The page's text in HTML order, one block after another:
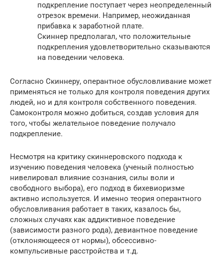
подкрепление поступает через неопределенный
отрезок времени. Например, неожиданная
прибавка к заработной плате.
Скиннер предполагал, что положительные
подкрепления удовлетворительно сказываются
на поведении человека.
Согласно Скиннеру, оперантное обусловливание может
применяться не только для контроля поведения других
людей, но и для контроля собственного поведения.
Самоконтроля можно добиться, создав условия для
того, чтобы желательное поведение получало
подкрепление.
Несмотря на критику скиннеровского подхода к
изучению поведения человека (ученый полностью
нивелировал влияние сознания, силы воли и
свободного выбора), его подход в бихевиоризме
активно используется. И именно теория оперантного
обусловливания работает в таких, казалось бы,
сложных случаях как аддиктивное поведение
(зависимости разного рода), девиантное поведение
(отклоняющееся от нормы), обсессивно-
компульсивные расстройства и т.д.